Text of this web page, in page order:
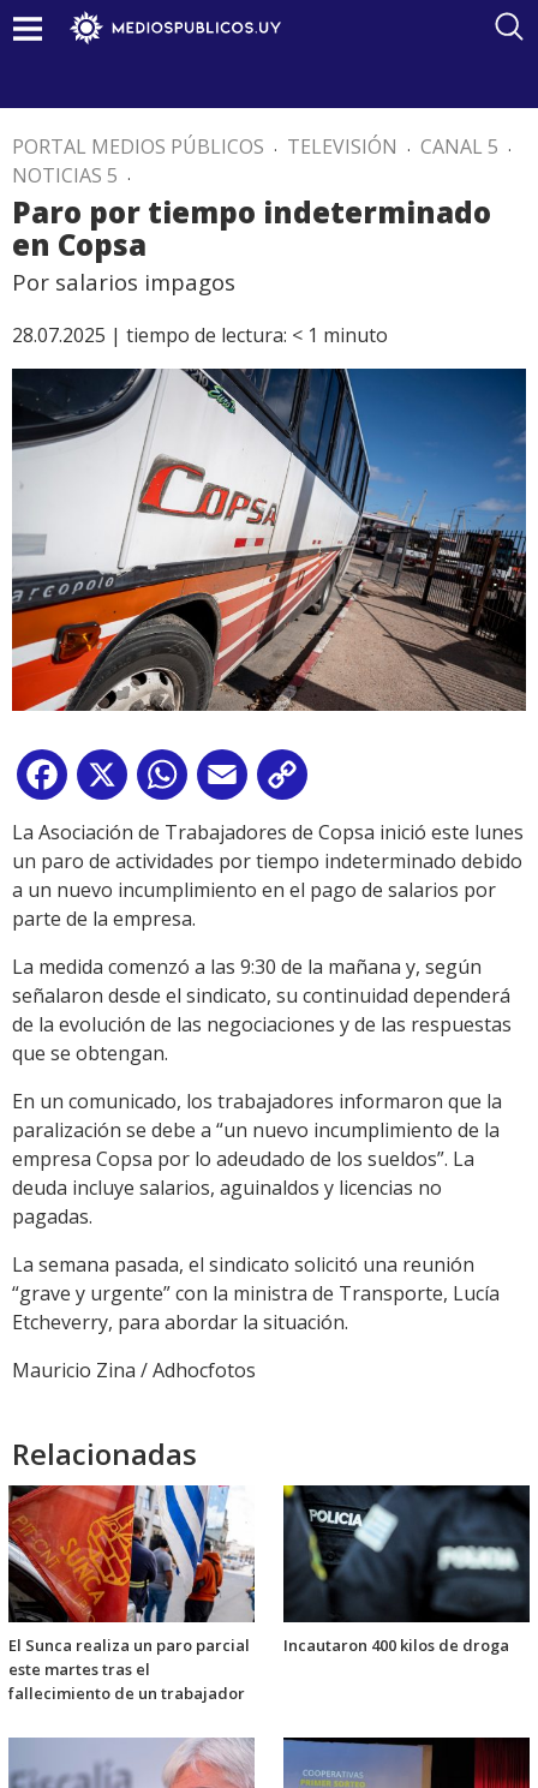
PORTAL MEDIOS PÚBLICOS . TELEVISIÓN . CANAL 5 .
NOTICIAS 5 .
Paro por tiempo indeterminado
en Copsa
Por salarios impagos
28.07.2025 | tiempo de lectura: < 1 minuto
Facebook
X WhatsApp
Email
Link
La Asociación de Trabajadores de Copsa inició este lunes
un paro de actividades por tiempo indeterminado debido
a un nuevo incumplimiento en el pago de salarios por
parte de la empresa.
La medida comenzó a las 9:30 de la mañana y, según
señalaron desde el sindicato, su continuidad dependerá
de la evolución de las negociaciones y de las respuestas
que se obtengan.
En un comunicado, los trabajadores informaron que la
paralización se debe a “un nuevo incumplimiento de la
empresa Copsa por lo adeudado de los sueldos”. La
deuda incluye salarios, aguinaldos y licencias no
pagadas.
La semana pasada, el sindicato solicitó una reunión
“grave y urgente” con la ministra de Transporte, Lucía
Etcheverry, para abordar la situación.
Mauricio Zina / Adhocfotos
Relacionadas
El Sunca realiza un paro parcial
este martes tras el
fallecimiento de un trabajador
Incautaron 400 kilos de droga